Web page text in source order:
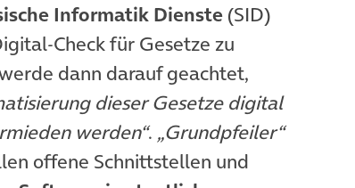
Informatik Dienste (SID)
Check für Gesetze zu
dann darauf geachtet,
dieser Gesetze digital
werden“. „Grundpfeiler“
offene Schnittstellen und